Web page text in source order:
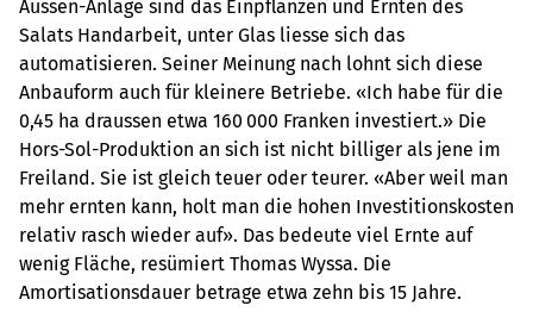
Aussen-Anlage sind das Einpflanzen und Ernten des
Salats Handarbeit, unter Glas liesse sich das
automatisieren. Seiner Meinung nach lohnt sich diese
Anbauform auch für kleinere Betriebe. «Ich habe für die
0,45 ha draussen etwa 160 000 Franken investiert.» Die
Hors-Sol-Produktion an sich ist nicht billiger als jene im
Freiland. Sie ist gleich teuer oder teurer. «Aber weil man
mehr ernten kann, holt man die hohen Investitionskosten
relativ rasch wieder auf». Das bedeute viel Ernte auf
wenig Fläche, resümiert Thomas Wyssa. Die
Amortisationsdauer betrage etwa zehn bis 15 Jahre.